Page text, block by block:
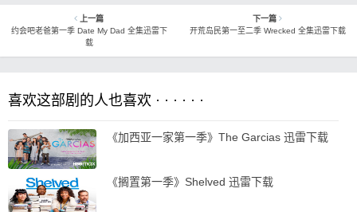
上一篇
约会吧老爸第一季 Date My Dad 全集迅雷下
载
下一篇
开荒岛民第一至二季 Wrecked 全集迅雷下载
喜欢这部剧的人也喜欢 · · · · · ·
《加西亚一家第一季》The Garcias 迅雷下载
《搁置第一季》Shelved 迅雷下载